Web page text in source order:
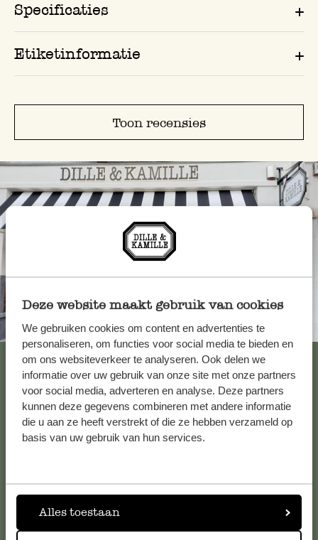
Deze website maakt gebruik van cookies
We gebruiken cookies om content en advertenties te
personaliseren, om functies voor social media te bieden en
om ons websiteverkeer te analyseren. Ook delen we
informatie over uw gebruik van onze site met onze partners
voor social media, adverteren en analyse. Deze partners
kunnen deze gegevens combineren met andere informatie
die u aan ze heeft verstrekt of die ze hebben verzameld op
basis van uw gebruik van hun services.
Alles toestaan
Specificaties
Etiketinformatie
Toon recensies
Altijd in de buurt
Bekijk alle 62 winkels
Klantenservice
klantenservice@dille-kamille.com